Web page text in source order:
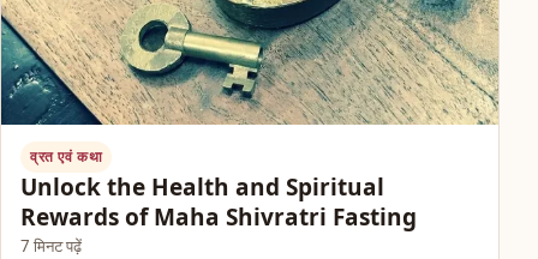
व्रत एवं कथा
Unlock the Health and Spiritual
Rewards of Maha Shivratri Fasting
7 मिनट पढ़ें